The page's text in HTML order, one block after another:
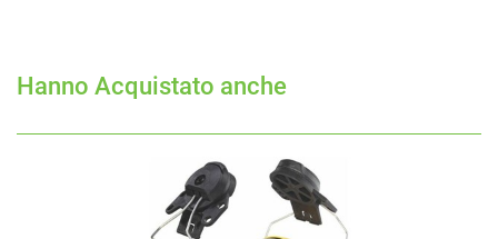
Hanno Acquistato anche